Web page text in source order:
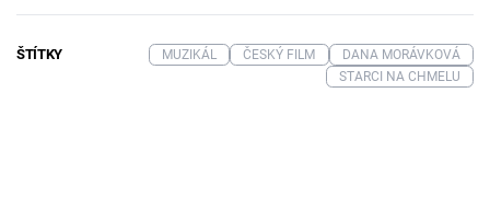
ŠTÍTKY MUZIKÁL ČESKÝ FILM
DANA MORÁVKOVÁ
STARCI NA CHMELU